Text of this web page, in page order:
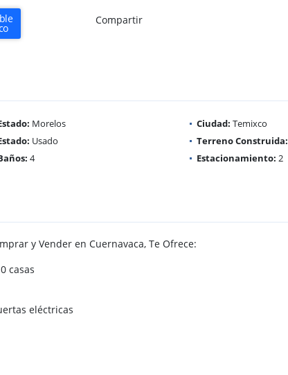
Compartir
Morelos Ciudad: Temixco
Usado Terreno Construida:
4 Estacionamiento: 2
y Vender en Cuernavaca, Te Ofrece:
casas
eléctricas